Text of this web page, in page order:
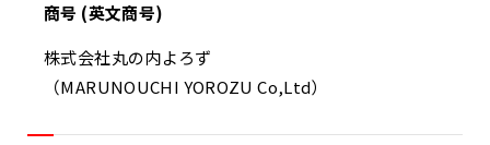
商号 (英文商号)
株式会社丸の内よろず
（MARUNOUCHI YOROZU Co,Ltd）